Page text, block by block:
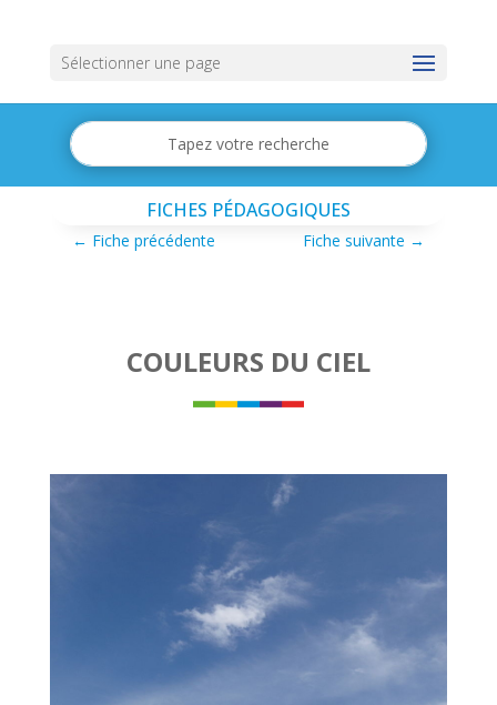
Sélectionner une page
FICHES PÉDAGOGIQUES
← Fiche précédente Fiche suivante →
COULEURS DU CIEL